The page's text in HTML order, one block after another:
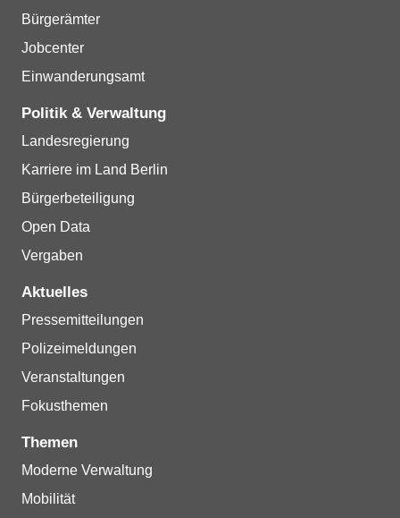
Bürgerämter
Jobcenter
Einwanderungsamt
Politik & Verwaltung
Landesregierung
Karriere im Land Berlin
Bürgerbeteiligung
Open Data
Vergaben
Aktuelles
Pressemitteilungen
Polizeimeldungen
Veranstaltungen
Fokusthemen
Themen
Moderne Verwaltung
Mobilität